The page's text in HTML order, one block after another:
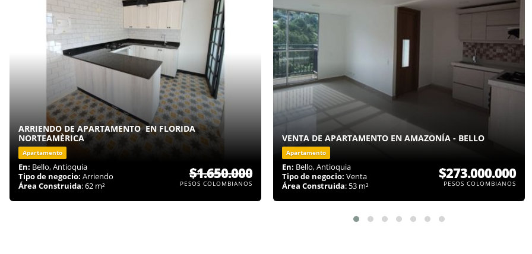
ARRIENDO DE APARTAMENTO EN FLORIDA
NORTEAMÈRICA
Apartamento
En: Bello, Antioquia
Tipo de negocio: Arriendo
Área Construida: 62 m²
$1.650.000
PESOS COLOMBIANOS
VENTA DE APARTAMENTO EN AMAZONÍA - BELLO
Apartamento
En: Bello, Antioquia
Tipo de negocio: Venta
Área Construida: 53 m²
$273.000.000
PESOS COLOMBIANOS